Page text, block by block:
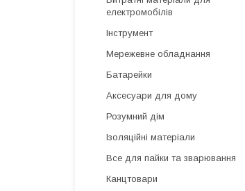
електромобілів
Інструмент
Мережевне обладнання
Батарейки
Аксесуари для дому
Розумний дім
Ізоляційні матеріали
Все для пайки та зварювання
Канцтовари